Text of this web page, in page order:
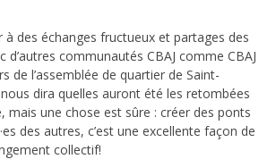
à des échanges fructueux et partages des
d’autres communautés CBAJ comme CBAJ
de l’assemblée de quartier de Saint-
dira quelles auront été les retombées
mais une chose est sûre : créer des ponts
des autres, c’est une excellente façon de
collectif!